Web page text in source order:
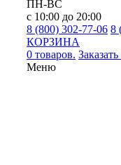
ПН-ВС
с 10:00 до 20:00
8 (800) 302-77-06 8
КОРЗИНА
0 товаров.
Меню